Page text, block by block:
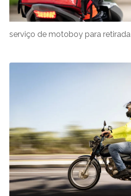
serviço de motoboy para retirada